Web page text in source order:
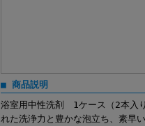
■ 商品説明
浴室用中性洗剤 1ケース（2本入
れた洗浄力と豊かな泡立ち、素早